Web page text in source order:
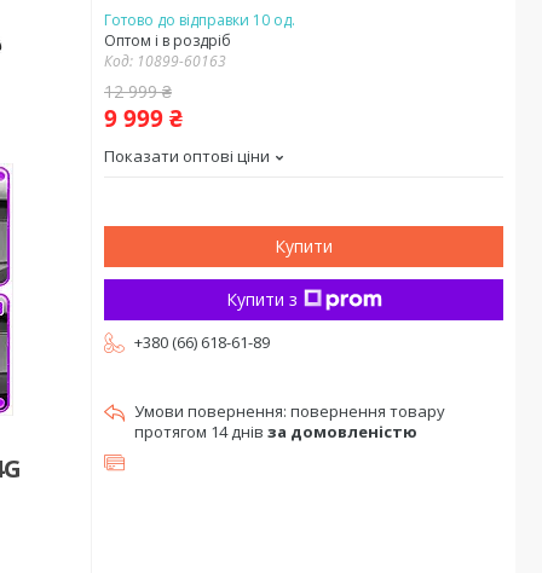
Готово до відправки 10 од.
Оптом і в роздріб
Код: 10899-60163
12 999 ₴
9 999 ₴
Показати оптові ціни
Купити
Купити з
+380 (66) 618-61-89
повернення товару
протягом 14 днів за домовленістю